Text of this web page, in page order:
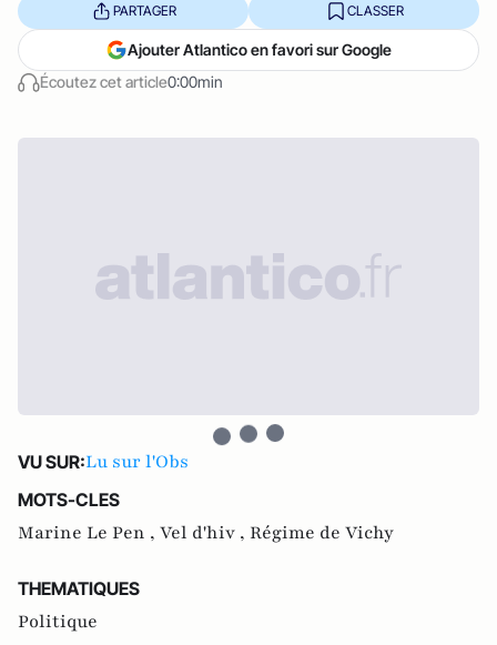
Écoutez cet article0:00min
PARTAGER CLASSER
Ajouter Atlantico en favori sur Google
VU SUR:Lu sur l'Obs
MOTS-CLES
Marine Le Pen , Vel d'hiv , Régime de Vichy
THEMATIQUES
Politique